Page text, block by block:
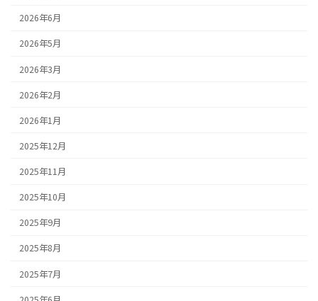
2026年6月
2026年5月
2026年3月
2026年2月
2026年1月
2025年12月
2025年11月
2025年10月
2025年9月
2025年8月
2025年7月